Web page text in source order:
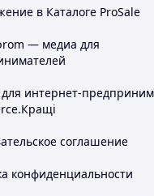
в Каталоге ProSale
— медиа для
интернет-
соглашение
конфиденциальности